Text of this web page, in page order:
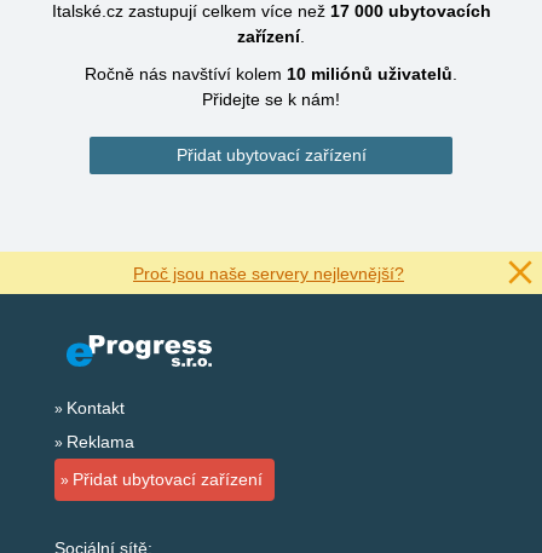
Italské.cz zastupují celkem více než 17 000ubytovacích
zařízení.
Ročně nás navštíví kolem 10 miliónů uživatelů
Přidejte se k nám!
Přidat ubytovací zařízení
Proč jsou naše servery nejlevnější?
Kontakt
Reklama
Přidat ubytovací zařízení
Sociální sítě: